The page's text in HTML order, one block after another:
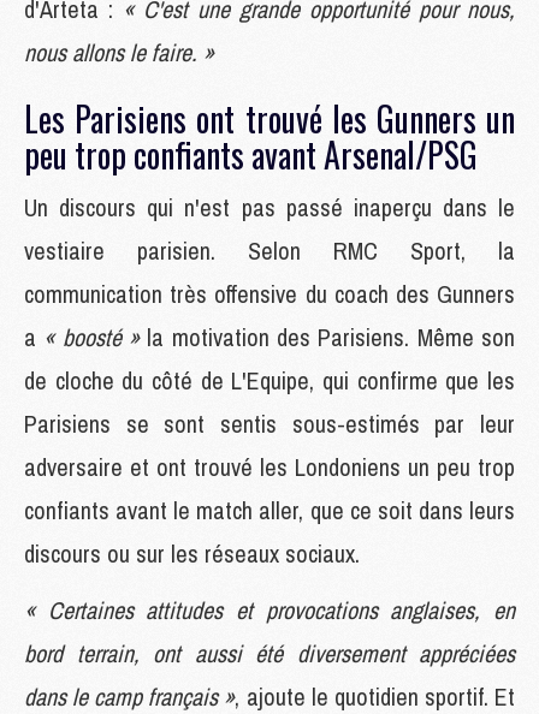
d'Arteta : « C'est une grande opportunité pour nous,
nous allons le faire. »
Les Parisiens ont trouvé les Gunners un
peu trop confiants avant Arsenal/PSG
Un discours qui n'est pas passé inaperçu dans le
vestiaire parisien. Selon RMC Sport, la
communication très offensive du coach des Gunners
a « boosté »la motivation des Parisiens. Même son
de cloche du côté de L'Equipe, qui confirme que les
Parisiens se sont sentis sous-estimés par leur
adversaire et ont trouvé les Londoniens un peu trop
confiants avant le match aller, que ce soit dans leurs
discours ou sur les réseaux sociaux.
« Certaines attitudes et provocations anglaises, en
bord terrain, ont aussi été diversement appréciées
dans le camp français », ajoute le quotidien sportif. Et